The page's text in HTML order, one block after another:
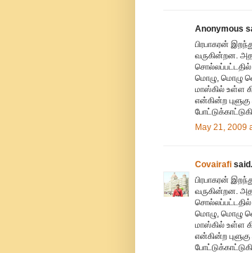
Anonymous
பிரபாகரன்
வருகின்றன.
மொழு, மொழு
மாஸ்கில் உள்ள
என்கின்ற
May 21, 2009
Covairafi
பிரபாகரன்
வருகின்றன.
மொழு, மொழு
மாஸ்கில் உள்ள
என்கின்ற